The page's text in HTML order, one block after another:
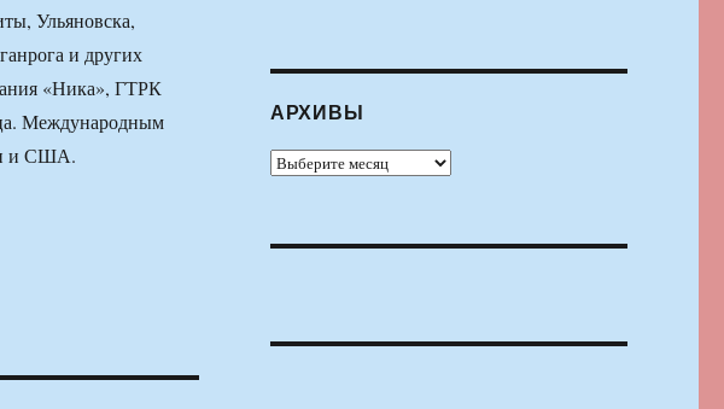
Ульяновска,
и других
«Ника», ГТРК
Международным
и США.
АРХИВЫ
Архивы